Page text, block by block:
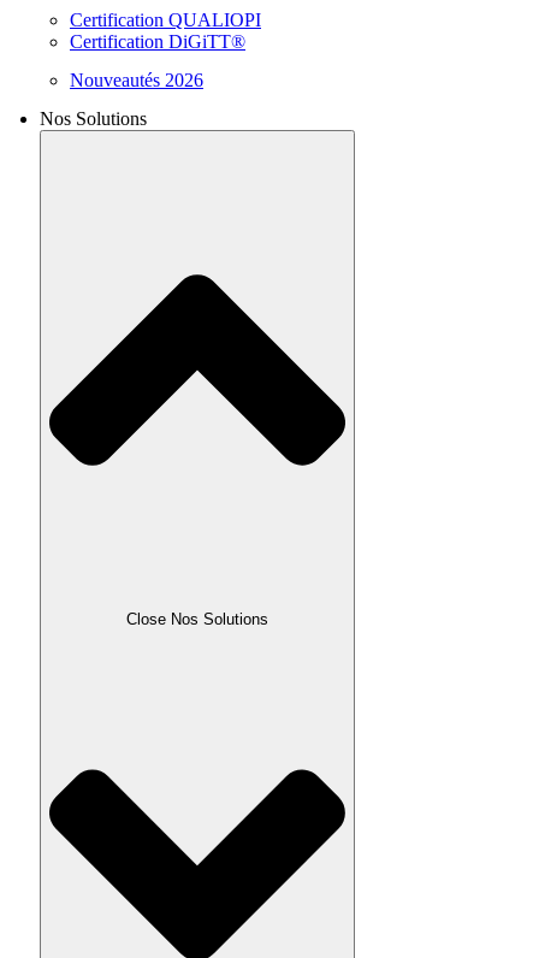
Certification QUALIOPI
Certification DiGiTT®
Nouveautés 2026
Nos Solutions
Close Nos Solutions